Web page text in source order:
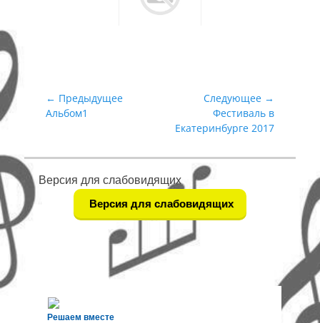
Навигация
по
← Предыдущее
Предыдущая
Альбом1
Следующее →
Следующая
запись:
Фестиваль в
Екатеринбурге 2017
Версия для слабовидящих
Версия для слабовидящих
Решаем вместе